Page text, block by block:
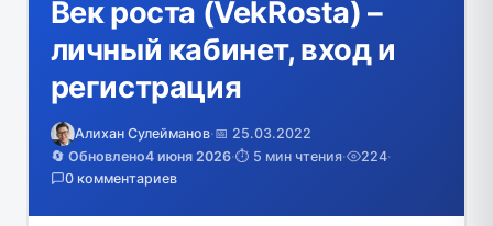
Век роста (VekRosta) –
личный кабинет, вход и
регистрация
Алихан Сулейманов·📅 25.03.2022
🔄 Обновлено4 июня 2026·⏱️ 5 мин чтения· 224·
0 комментариев